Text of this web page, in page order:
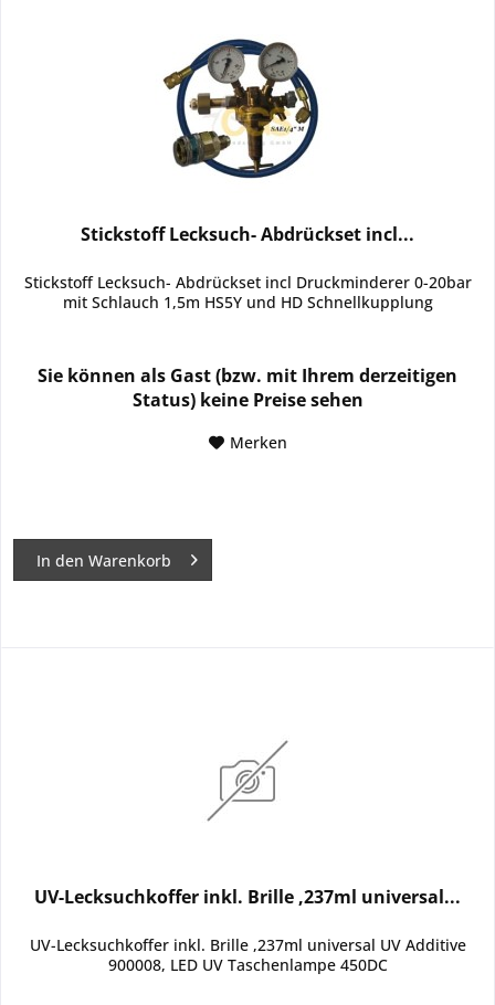
Stickstoff Lecksuch- Abdrückset incl...
Stickstoff Lecksuch- Abdrückset incl Druckminderer 0-20bar
mit Schlauch 1,5m HS5Y und HD Schnellkupplung
Sie können als Gast (bzw. mit Ihrem derzeitigen
Status) keine Preise sehen
Merken
In den Warenkorb
UV-Lecksuchkoffer inkl. Brille ,237ml universal...
UV-Lecksuchkoffer inkl. Brille ,237ml universal UV Additive
900008, LED UV Taschenlampe 450DC